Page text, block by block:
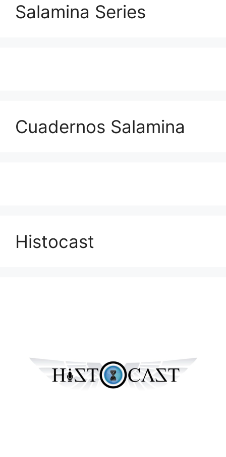
Salamina Series
Cuadernos Salamina
Histocast